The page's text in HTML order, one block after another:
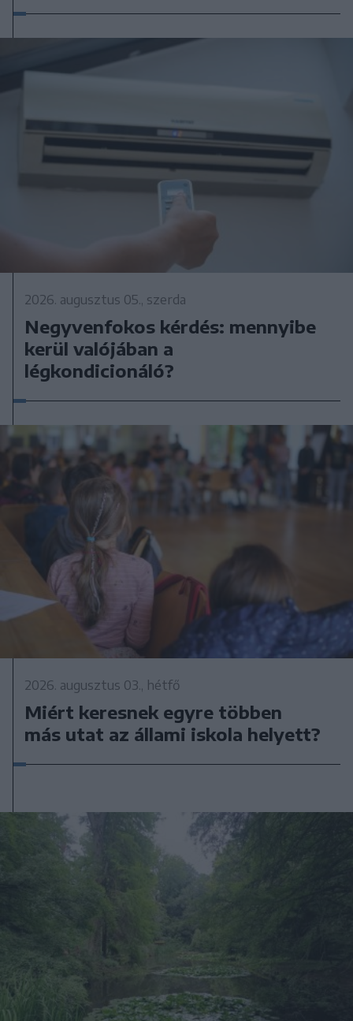
2026. augusztus 05., szerda
Negyvenfokos kérdés: mennyibe
kerül valójában a
légkondicionáló?
2026. augusztus 03., hétfő
Miért keresnek egyre többen
más utat az állami iskola helyett?